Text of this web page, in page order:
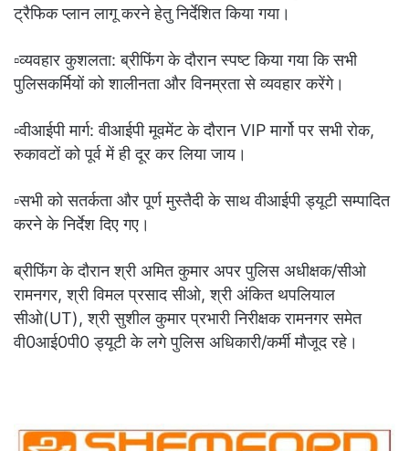
ट्रैफिक प्लान लागू करने हेतु निर्देशित किया गया।
▫️व्यवहार कुशलता: ब्रीफिंग के दौरान स्पष्ट किया गया कि सभी
पुलिसकर्मियों को शालीनता और विनम्रता से व्यवहार करेंगे।
▫️वीआईपी मार्ग: वीआईपी मूवमेंट के दौरान VIP मार्गो पर सभी रोक,
रुकावटों को पूर्व में ही दूर कर लिया जाय।
▫️सभी को सतर्कता और पूर्ण मुस्तैदी के साथ वीआईपी ड्यूटी सम्पादित
करने के निर्देश दिए गए।
ब्रीफिंग के दौरान श्री अमित कुमार अपर पुलिस अधीक्षक/सीओ
रामनगर, श्री विमल प्रसाद सीओ, श्री अंकित थपलियाल
सीओ(UT), श्री सुशील कुमार प्रभारी निरीक्षक रामनगर समेत
वी0आई0पी0 ड्यूटी के लगे पुलिस अधिकारी/कर्मी मौजूद रहे।